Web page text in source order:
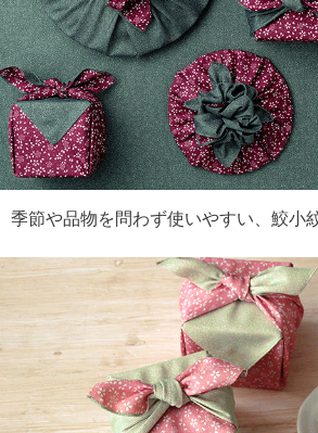
季節や品物を問わず使いやすい、鮫小